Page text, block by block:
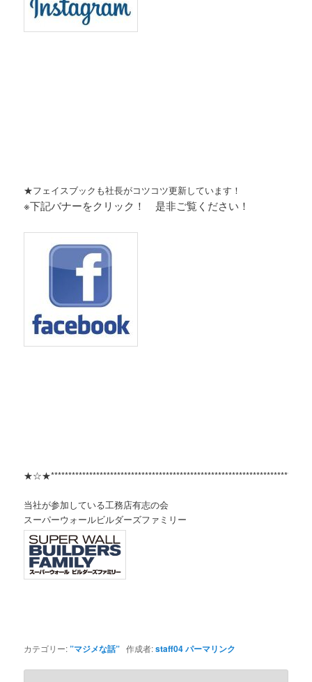
★フェイスブックも社長がコツコツ更新しています！
※下記バナーをクリック！ 是非ご覧ください！
当社が参加している工務店有志の会
スーパーウォールビルダーズファミリー
カテゴリー:”マジメな話” 作成者:staff04パーマリンク